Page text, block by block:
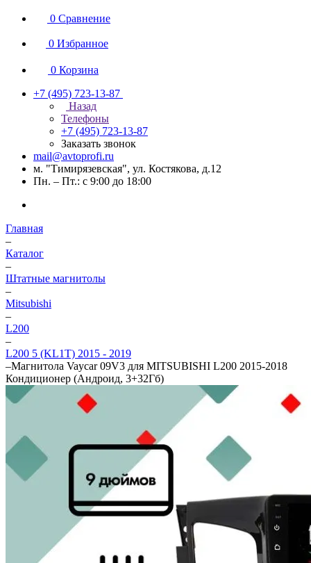
0 Сравнение
0 Избранное
0 Корзина
+7 (495) 723-13-87
Назад
Телефоны
+7 (495) 723-13-87
Заказать звонок
mail@avtoprofi.ru
м. "Тимирязевская", ул. Костякова, д.12
Пн. – Пт.: с 9:00 до 18:00
Главная
–
Каталог
–
Штатные магнитолы
–
Mitsubishi
–
L200
–
L200 5 (KL1T) 2015 - 2019
–Магнитола Vaycar 09V3 для MITSUBISHI L200 2015-2018
Кондиционер (Андроид, 3+32Гб)